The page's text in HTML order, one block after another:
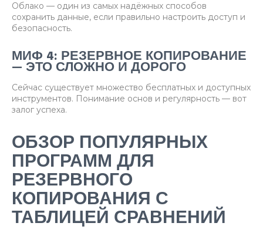
Облако — один из самых надёжных способов
сохранить данные, если правильно настроить доступ и
безопасность.
МИФ 4: РЕЗЕРВНОЕ КОПИРОВАНИЕ
— ЭТО СЛОЖНО И ДОРОГО
Сейчас существует множество бесплатных и доступных
инструментов. Понимание основ и регулярность — вот
залог успеха.
ОБЗОР ПОПУЛЯРНЫХ
ПРОГРАММ ДЛЯ
РЕЗЕРВНОГО
КОПИРОВАНИЯ С
ТАБЛИЦЕЙ СРАВНЕНИЙ